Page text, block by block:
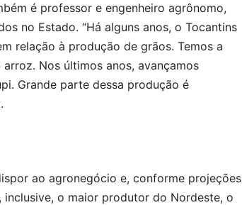
é professor e engenheiro agrônomo,
no Estado. “Há alguns anos, o Tocantins
relação à produção de grãos. Temos a
Nos últimos anos, avançamos
Grande parte dessa produção é
ao agronegócio e, conforme projeções
o maior produtor do Nordeste, o